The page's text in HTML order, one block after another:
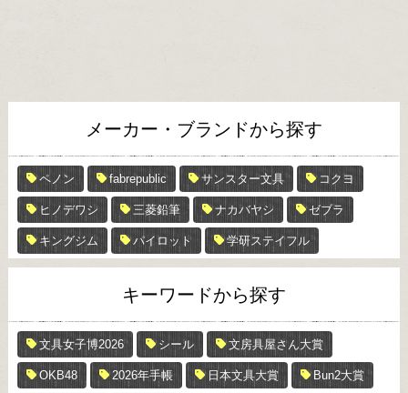
メーカー・ブランドから探す
ペノン fabrepublic サンスター文具 コクヨ
ヒノデワシ 三菱鉛筆 ナカバヤシ ゼブラ
キングジム パイロット 学研ステイフル
キーワードから探す
文具女子博2026 シール 文房具屋さん大賞
OKB48 2026年手帳 日本文具大賞 Bun2大賞